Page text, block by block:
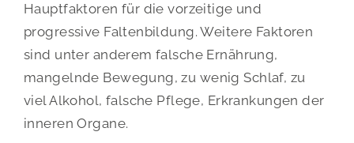
Hauptfaktoren für die vorzeitige und
progressive Faltenbildung. Weitere Faktoren
sind unter anderem falsche Ernährung,
mangelnde Bewegung, zu wenig Schlaf, zu
viel Alkohol, falsche Pflege, Erkrankungen der
inneren Organe.